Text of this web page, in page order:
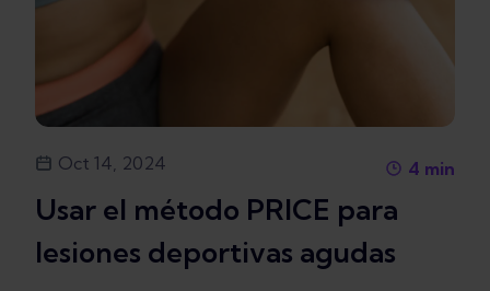
Oct 14, 2024 4 min
Usar el método PRICE para
lesiones deportivas agudas